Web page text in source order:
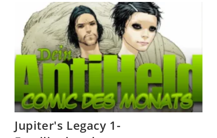
Jupiter's Legacy 1-